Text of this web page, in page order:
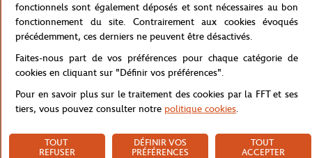
Accueil Boutique Concession POLO FEM BASIC - AERIEN
PAR CARTE
DE VOS COMMANDES
fonctionnels sont également déposés et sont nécessaires au bon
fonctionnement du site. Contrairement aux cookies évoqués
précédemment, ces derniers ne peuvent être désactivés.
Faites-nous part de vos préférences pour chaque catégorie de
cookies en cliquant sur "Définir vos préférences".
Pour en savoir plus sur le traitement des cookies par la FFT et ses
tiers, vous pouvez consulter notre politique cookies.
TOUT
REFUSER
DÉFINIR VOS
PRÉFÉRENCES
TOUT
ACCEPTER